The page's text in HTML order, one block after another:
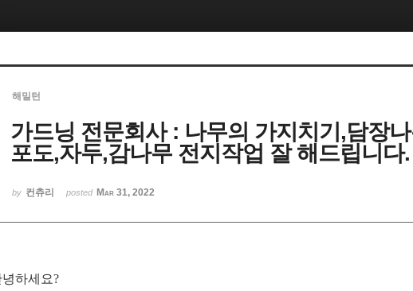
해밀턴
가드닝 전문회사 : 나무의 가지치기,담장
포도,자두,감나무 전지작업 잘 해드립니다.
by 컨츄리 posted Mar 31, 2022
녕하세요?